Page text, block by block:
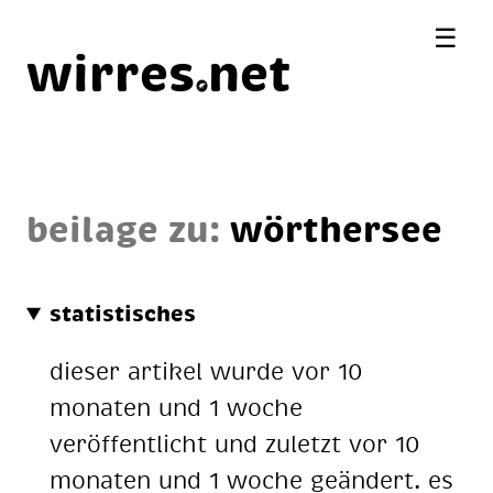
wirres net
beilage zu: wör­ther­see
statistisches
dieser artikel wurde vor 10
monaten und 1 woche
veröffentlicht und zuletzt vor 10
monaten und 1 woche geändert. es
☰